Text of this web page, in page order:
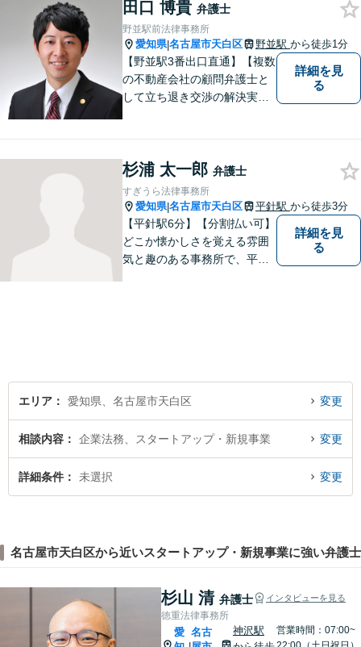
田口 博貴 弁護士
野並駅前法律事務所
愛知県|名古屋市天白区 野並駅 から徒歩1分
【野並駅3番出口直通】【複数
の不動産会社の顧問弁護士と
して立ち退き交渉の解決実績
被害者側に限る）、離婚、企
業及び個人事業主の顧問に関
する相談は初回相談無料で
す。
詳細を見
る
杉浦 太一郎 弁護士
すぎうら法律事務所
愛知県|名古屋市天白区 平針駅 から徒歩3分
【平針駅6分】【分割払い可】
どこか懐かしさを覚える雰囲
気と趣のある事務所で、平針
詳細を見
る
エリア 愛知県、名古屋市天白区 変更
相談内容 企業法務、スタートアップ・新規事業 変更
詳細条件 未選択 変更
名古屋市天白区から近いスタートアップ・新規事業に強い弁護士
杉山 清 弁護士 インタビューを見る
徳重法律事務所
愛 名古
神沢駅
営業時間：07:00~